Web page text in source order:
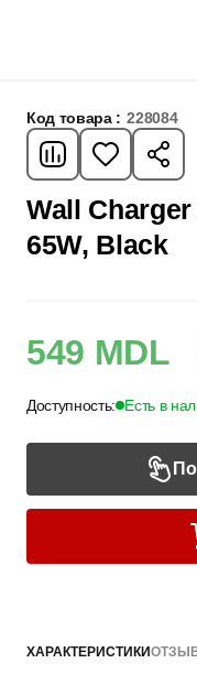
Код товара : 228084
Wall
65W, Black
549 MDL
Доступность: Есть в
ХАРАКТЕРИСТИКИ